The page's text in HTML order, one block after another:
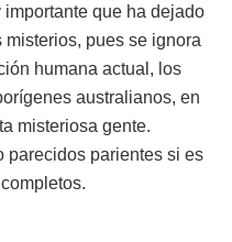
que ha dejado
pues se ignora
humana actual, los
australianos, en
misteriosa gente.
parecidos parientes si es